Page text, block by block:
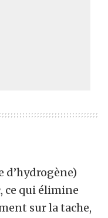
d’hydrogène)
ce qui élimine
sur la tache,